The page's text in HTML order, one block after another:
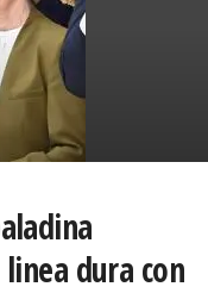
linea dura con